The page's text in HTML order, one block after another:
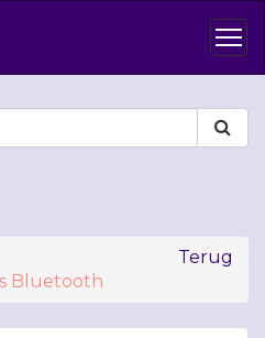
Terug
Bluetooth